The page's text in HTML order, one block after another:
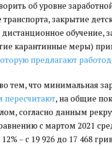
об уровне
закрытие
обучение,
карантинные меры)
предлагают
тем, что минимальная
, на общие
согласно данным
с мартом 2021
– с 19 926 до 17 468